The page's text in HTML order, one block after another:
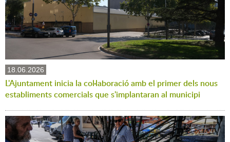
18.06.2026
L'Ajuntament inicia la col·laboració amb el primer dels nous
establiments comercials que s'implantaran al municipi